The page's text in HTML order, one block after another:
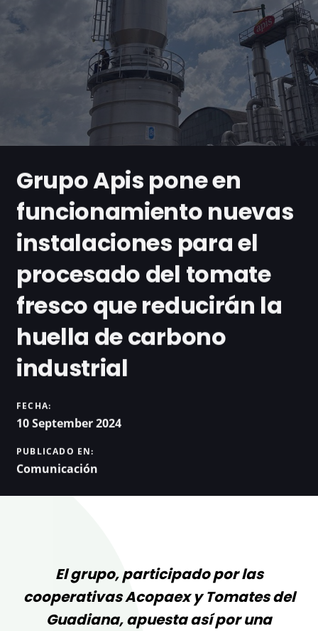
Grupo Apis pone en
funcionamiento nuevas
instalaciones para el
procesado del tomate
fresco que reducirán la
huella de carbono
industrial
FECHA:
10 September 2024
PUBLICADO EN:
Comunicación
El grupo, participado por las
cooperativas Acopaex y Tomates del
Guadiana, apuesta así por una